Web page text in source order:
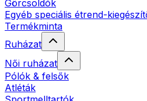
Görcsoldók
Egyéb speciális étrend-
Termékminta
Ruházat
Női ruházat
Pólók & felsők
Atléták